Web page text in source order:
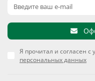
Я прочитал и согласен с
персональных данных